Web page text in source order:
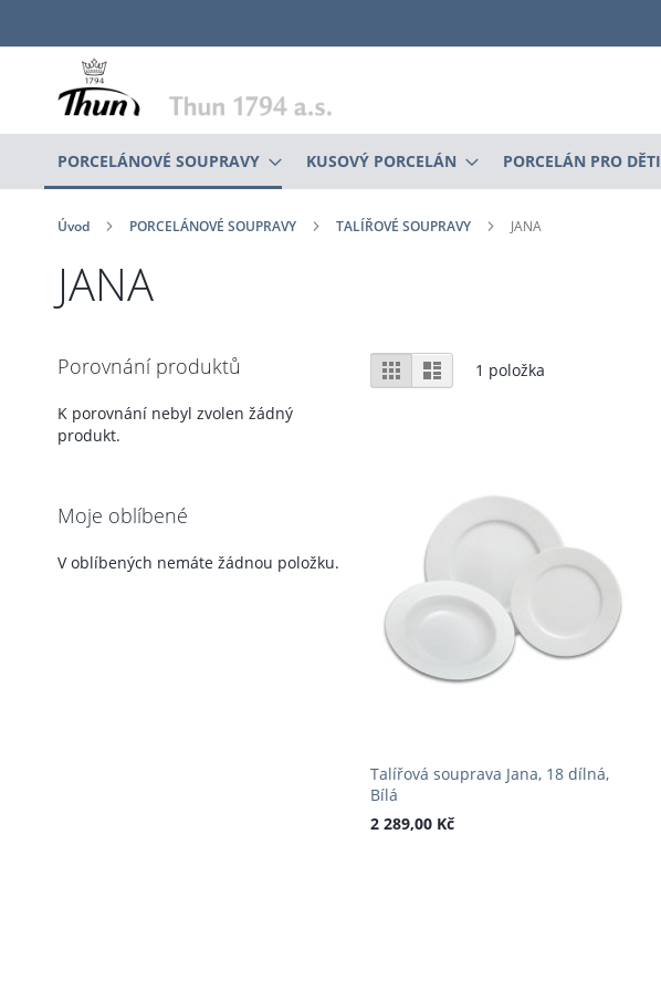
na
obsah
PORCELÁNOVÉ SOUPRAVY KUSOVÝ PORCELÁN PORCELÁN PRO DĚTI
Úvod PORCELÁNOVÉ SOUPRAVY TALÍŘOVÉ SOUPRAVY JANA
JANA
Zobrazení
MřížkaSeznam
1 položka
Talířová souprava Jana, 18 dílná,
Bílá
2 289,00 Kč
Porovnání produktů
K porovnání nebyl zvolen žádný
produkt.
Moje oblíbené
V oblíbených nemáte žádnou položku.